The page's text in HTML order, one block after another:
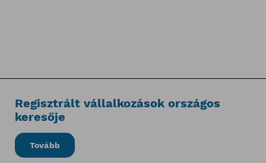
Regisztrált vállalkozások országos
keresője
Tovább